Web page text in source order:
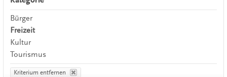
Bürger
Freizeit
Kultur
Tourismus
Kriterium entfernen